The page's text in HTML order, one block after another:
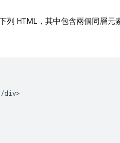
列 HTML，其中包含兩個同層元
div>